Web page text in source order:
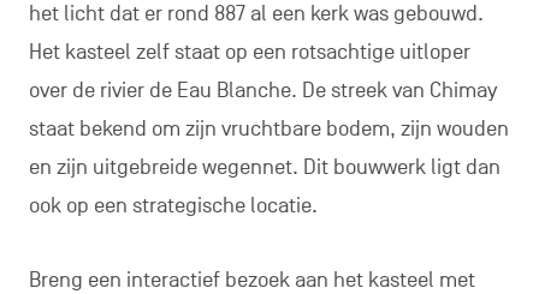
het licht dat er rond 887 al een kerk was gebouwd.
Het kasteel zelf staat op een rotsachtige uitloper
over de rivier de Eau Blanche. De streek van Chimay
staat bekend om zijn vruchtbare bodem, zijn wouden
en zijn uitgebreide wegennet. Dit bouwwerk ligt dan
ook op een strategische locatie.
Breng een interactief bezoek aan het kasteel met